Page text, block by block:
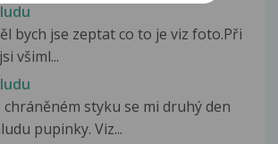
bych jse zeptat co to je viz foto.Při
všiml...
styku se mi druhý den
pupinky. Viz...